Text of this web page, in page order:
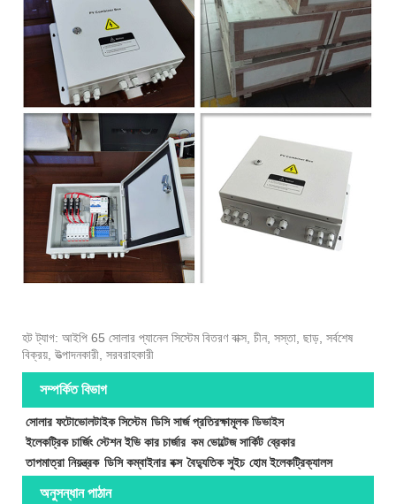
হট ট্যাগ: আইপি 65 সোলার প্যানেল সিস্টেম বিতরণ বাক্স, চীন, সস্তা, ছাড়, সর্বশেষ
বিক্রয়, উত্পাদনকারী, সরবরাহকারী
সম্পর্কিত বিভাগ
সোলার ফটোভোলটাইক সিস্টেম ডিসি সার্জ প্রতিরক্ষামূলক ডিভাইস
ইলেকট্রিক চার্জিং স্টেশন ইভি কার চার্জার কম ভোল্টেজ সার্কিট ব্রেকার
তাপমাত্রা নিয়ন্ত্রক ডিসি কম্বাইনার বক্স বৈদ্যুতিক সুইচ হোম ইলেকট্রিক্যালস
অনুসন্ধান পাঠান